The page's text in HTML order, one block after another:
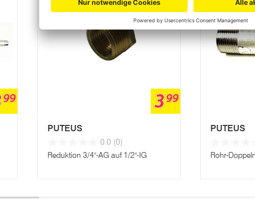
99 399
PUTEUS
0.0 (0)
Reduktion 3/4"-AG auf 1/2"-IG
PUTEUS
Rohr-